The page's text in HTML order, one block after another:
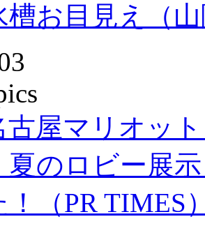
槽お目見え（
古屋マリオッ
夏のロビー展
！（PR TIMES